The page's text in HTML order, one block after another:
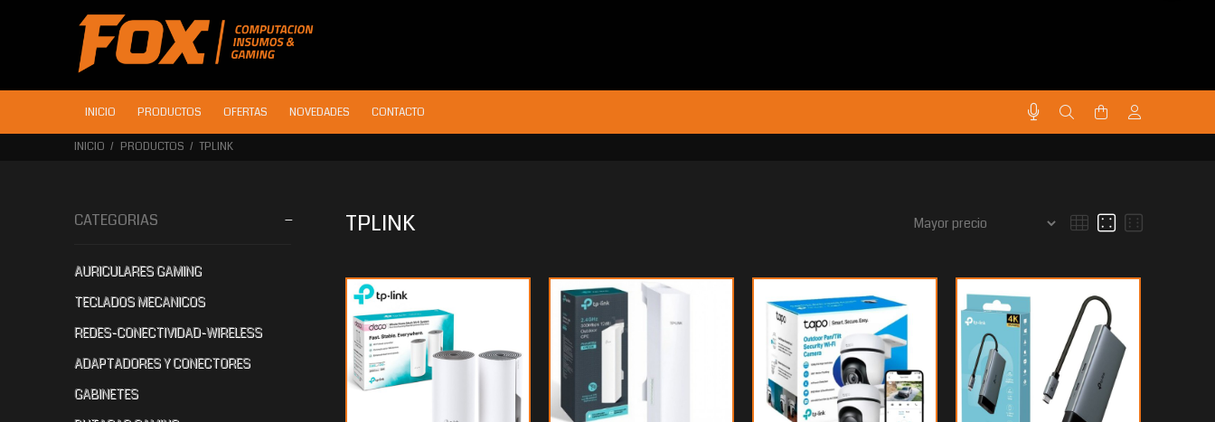
INICIO PRODUCTOS OFERTAS NOVEDADES CONTACTO
INICIO PRODUCTOS TPLINK
CATEGORIAS
AURICULARES GAMING
TECLADOS MECANICOS
REDES-CONECTIVIDAD-WIRELESS
ADAPTADORES Y CONECTORES
GABINETES
TPLINK
$77.064